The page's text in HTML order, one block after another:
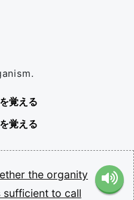
覚える
覚える
the organity
sufficient to call